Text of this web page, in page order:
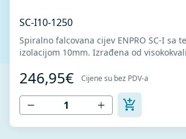
SC-I10-1250
Spiralno falcovana cijev ENPRO SC-I sa
izolacijom 10mm. Izrađena od
U skladu sa standardima MEST EN 1506 I
12237.
246,95€ Cijene su bez PDV-a